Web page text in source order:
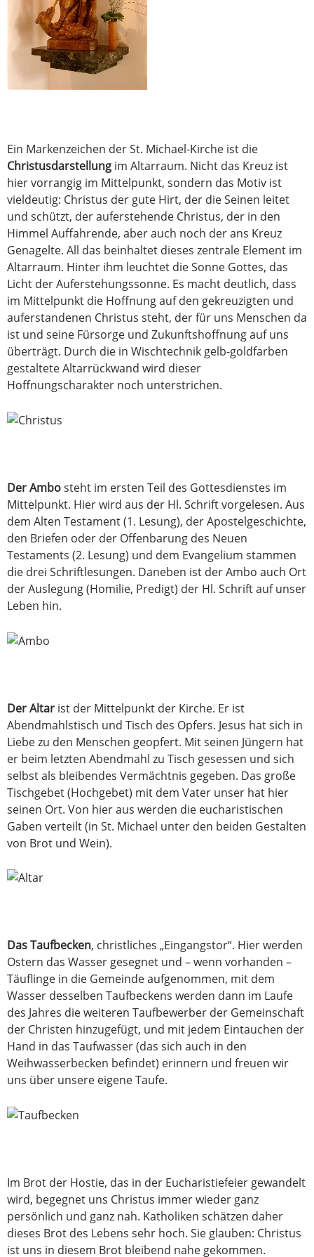
Ein Markenzeichen der St. Michael-Kirche ist die
Christusdarstellung im Altarraum. Nicht das Kreuz ist
hier vorrangig im Mittelpunkt, sondern das Motiv ist
vieldeutig: Christus der gute Hirt, der die Seinen leitet
und schützt, der auferstehende Christus, der in den
Himmel Auffahrende, aber auch noch der ans Kreuz
Genagelte. All das beinhaltet dieses zentrale Element im
Altarraum. Hinter ihm leuchtet die Sonne Gottes, das
Licht der Auferstehungssonne. Es macht deutlich, dass
im Mittelpunkt die Hoffnung auf den gekreuzigten und
auferstandenen Christus steht, der für uns Menschen da
ist und seine Fürsorge und Zukunftshoffnung auf uns
überträgt. Durch die in Wischtechnik gelb-goldfarben
gestaltete Altarrückwand wird dieser
Hoffnungscharakter noch unterstrichen.
Der Ambosteht im ersten Teil des Gottesdienstes im
Mittelpunkt. Hier wird aus der Hl. Schrift vorgelesen. Aus
dem Alten Testament (1. Lesung), der Apostelgeschichte,
den Briefen oder der Offenbarung des Neuen
Testaments (2. Lesung) und dem Evangelium stammen
die drei Schriftlesungen. Daneben ist der Ambo auch Ort
der Auslegung (Homilie, Predigt) der Hl. Schrift auf unser
Leben hin.
Der Altar ist der Mittelpunkt der Kirche. Er ist
Abendmahlstisch und Tisch des Opfers. Jesus hat sich in
Liebe zu den Menschen geopfert. Mit seinen Jüngern hat
er beim letzten Abendmahl zu Tisch gesessen und sich
selbst als bleibendes Vermächtnis gegeben. Das große
Tischgebet (Hochgebet) mit dem Vater unser hat hier
seinen Ort. Von hier aus werden die eucharistischen
Gaben verteilt (in St. Michael unter den beiden Gestalten
von Brot und Wein).
Das Taufbecken, christliches „Eingangstor“. Hier werden
Ostern das Wasser gesegnet und – wenn vorhanden –
Täuflinge in die Gemeinde aufgenommen, mit dem
Wasser desselben Taufbeckens werden dann im Laufe
des Jahres die weiteren Taufbewerber der Gemeinschaft
der Christen hinzugefügt, und mit jedem Eintauchen der
Hand in das Taufwasser (das sich auch in den
Weihwasserbecken befindet) erinnern und freuen wir
uns über unsere eigene Taufe.
Im Brot der Hostie, das in der Eucharistiefeier gewandelt
wird, begegnet uns Christus immer wieder ganz
persönlich und ganz nah. Katholiken schätzen daher
dieses Brot des Lebens sehr hoch. Sie glauben: Christus
ist uns in diesem Brot bleibend nahe gekommen.